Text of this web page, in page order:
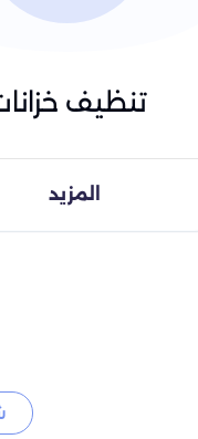
تنظيف
المزيد